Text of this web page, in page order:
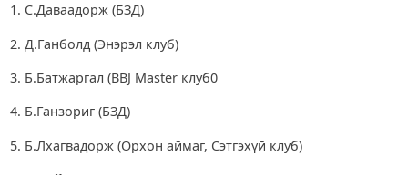
1. С.Даваадорж (БЗД)
2. Д.Ганболд (Энэрэл клуб)
3. Б.Батжаргал (BBJ Master клуб0
4. Б.Ганзориг (БЗД)
5. Б.Лхагвадорж (Орхон аймаг, Сэтгэхүй клуб)